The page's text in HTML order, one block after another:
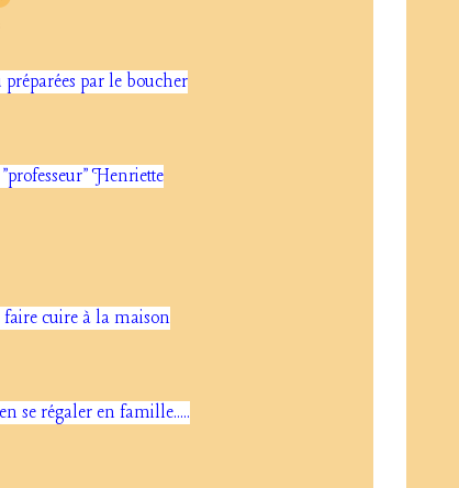
par le boucher
Henriette
cuire à la maison
se régaler en famille.....